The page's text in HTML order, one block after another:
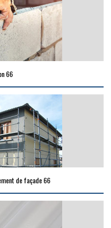
66
de façade 66